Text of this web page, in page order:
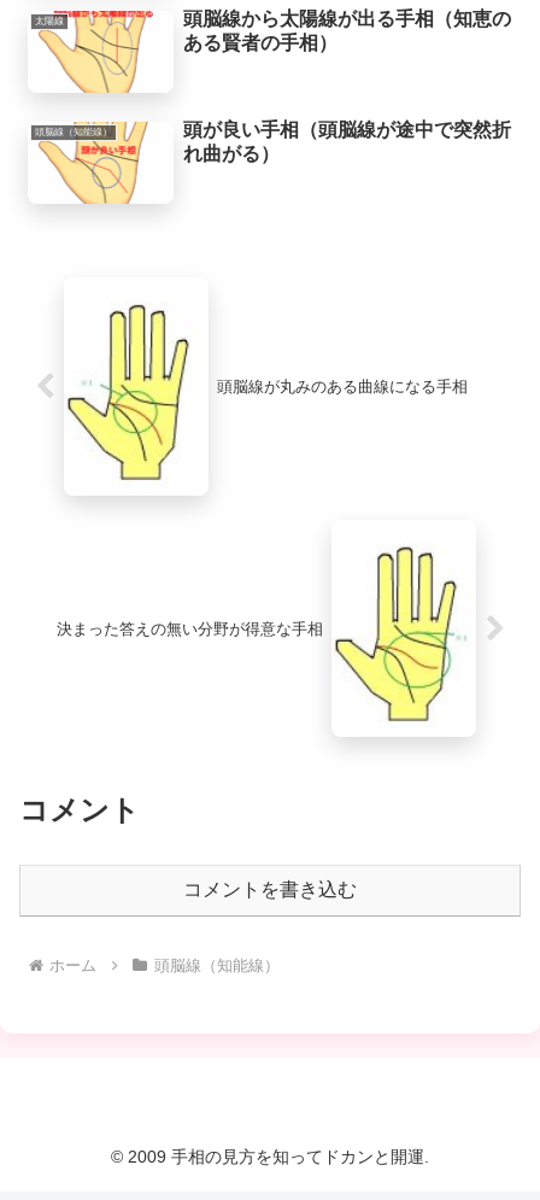
太陽線
頭脳線から太陽線が出る手相（知恵の
ある賢者の手相）
頭脳線（知能線）
頭が良い手相（頭脳線が途中で突然折
れ曲がる）
頭脳線が丸みのある曲線になる手相
決まった答えの無い分野が得意な手相
コメント
コメントを書き込む
ホーム 頭脳線（知能線）
© 2009 手相の見方を知ってドカンと開運.